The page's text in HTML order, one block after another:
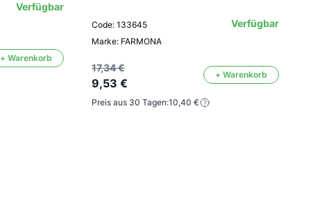
Verfügbar
+ Warenkorb
Code: 133645
Marke: FARMONA
Verfügbar
17,34 €
9,53 €
+ Warenkorb
Preis aus 30 Tagen:10,40 €